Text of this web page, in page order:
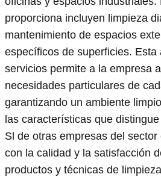
proporciona incluyen limpieza
mantenimiento de espacios
específicos de superficies. Esta
servicios permite a la empresa
necesidades particulares de
garantizando un ambiente
las características que
Sl de otras empresas del
con la calidad y la satisfacción
productos y técnicas de